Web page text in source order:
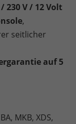
/ 230 V / 12 Volt
,
seitlicher
auf 5
MKB, XDS,